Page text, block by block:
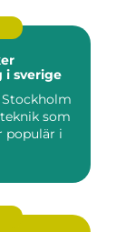
i sverige
som
populär i